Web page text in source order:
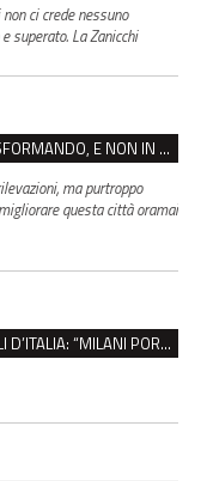
ci crede nessuno
superato. La Zanicchi
IL CENTRO STORICO DI REGGIO SI STA TRASFORMANDO, E NON IN MEGLIO
ma purtroppo
questa città oramai
HELLWATT, SCONTRO SENZA FINE. FRATELLI D’ITALIA: “MILANI PORTA DOCUMENTI, DE FRANCO INSULTI”